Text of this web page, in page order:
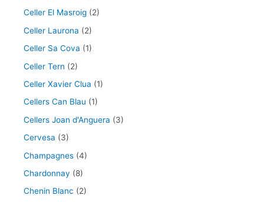
Celler El Masroig (2)
Celler Laurona (2)
Celler Sa Cova (1)
Celler Tern (2)
Celler Xavier Clua (1)
Cellers Can Blau (1)
Cellers Joan d'Anguera (3)
Cervesa (3)
Champagnes (4)
Chardonnay (8)
Chenin Blanc (2)